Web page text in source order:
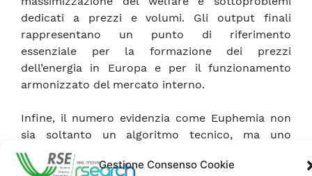
Gestione Consenso Cookie
dedicati a prezzi e volumi. Gli output finali
rappresentano un punto di riferimento
essenziale per la formazione dei prezzi
dell’energia in Europa e per il funzionamento
armonizzato del mercato interno.
Infine, il numero evidenzia come Euphemia non
sia soltanto un algoritmo tecnico, ma uno
strumento strategico per la costruzione di un
mercato elettrico europeo integrato, capace di